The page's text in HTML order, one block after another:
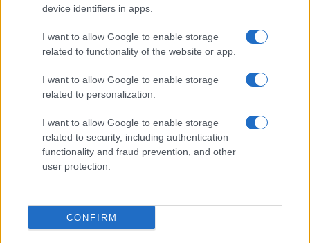
device identifiers in apps.
I want to allow Google to enable storage
related to functionality of the website or app.
I want to allow Google to enable storage
related to personalization.
I want to allow Google to enable storage
related to security, including authentication
functionality and fraud prevention, and other
user protection.
CONFIRM
VW: Η δύσκολη εξίσωση
Alpha Bank: Για πρώτη φορά
του σε όλους
ESG Report 2025: Πώς η ΑΒ Βασιλόπουλος μετατρέπει τη
βιωσιμότητα σε καθημερινή πράξη